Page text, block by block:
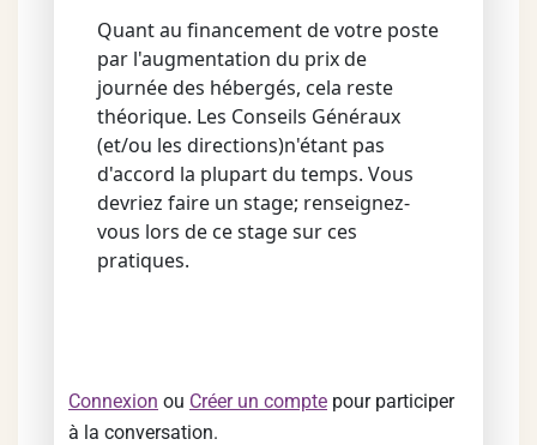
Quant au financement de votre poste
par l'augmentation du prix de
journée des hébergés, cela reste
théorique. Les Conseils Généraux
(et/ou les directions)n'étant pas
d'accord la plupart du temps. Vous
devriez faire un stage; renseignez-
vous lors de ce stage sur ces
pratiques.
Connexion ou Créer un compte pour participer
à la conversation.